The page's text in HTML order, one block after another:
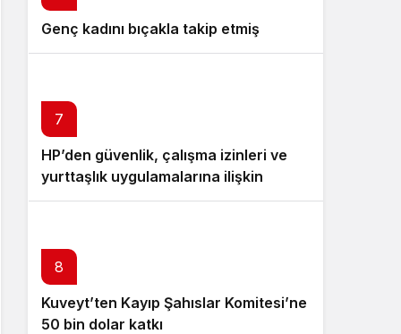
Genç kadını bıçakla takip etmiş
7
HP’den güvenlik, çalışma izinleri ve
yurttaşlık uygulamalarına ilişkin
öneriler
8
Kuveyt’ten Kayıp Şahıslar Komitesi’ne
50 bin dolar katkı